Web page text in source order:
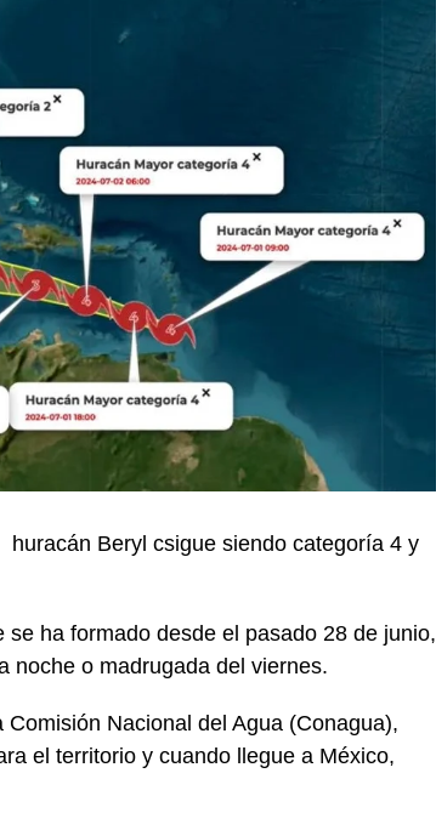
Beryl csigue siendo categoría 4 y
ha formado desde el pasado 28 de junio,
noche o madrugada del viernes.
Nacional del Agua (Conagua),
el territorio y cuando llegue a México,